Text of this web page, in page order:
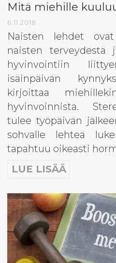
Mitä miehille
6.11.2018
Naisten lehdet
naisten terveydestä
hyvinvointiin
isäinpäivän
kirjoittaa
hyvinvoinnista.
tulee työpäivän
sohvalle lehteä
tapahtuu oikeasti
LUE LISÄÄ